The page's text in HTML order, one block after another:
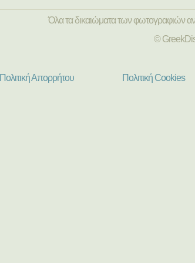
Όλα τα δικαιώματα των φωτογραφιών
©
Πολιτική Απορρήτου Πολιτική Cookies